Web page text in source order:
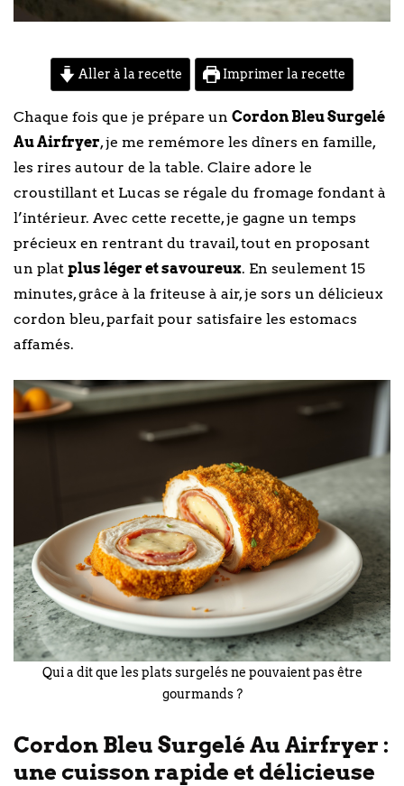
Aller à la recette Imprimer la recette
Chaque fois que je prépare un Cordon Bleu Surgelé
Au Airfryer, je me remémore les dîners en famille,
les rires autour de la table. Claire adore le
croustillant et Lucas se régale du fromage fondant à
l’intérieur. Avec cette recette, je gagne un temps
précieux en rentrant du travail, tout en proposant
un plat plus léger et savoureux. En seulement 15
minutes, grâce à la friteuse à air, je sors un délicieux
cordon bleu, parfait pour satisfaire les estomacs
affamés.
Qui a dit que les plats surgelés ne pouvaient pas être
gourmands ?
Cordon Bleu Surgelé Au Airfryer :
une cuisson rapide et délicieuse